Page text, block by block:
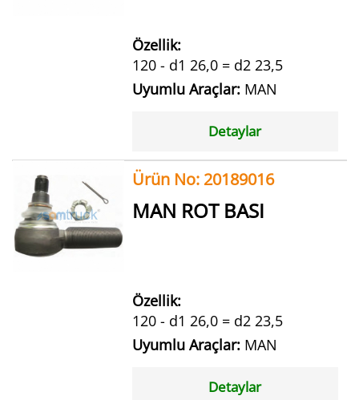
Özellik:
120 - d1 26,0 = d2 23,5
Uyumlu Araçlar: MAN
Detaylar
Ürün No: 20189016
MAN ROT BASI
Özellik:
120 - d1 26,0 = d2 23,5
Uyumlu Araçlar: MAN
Detaylar